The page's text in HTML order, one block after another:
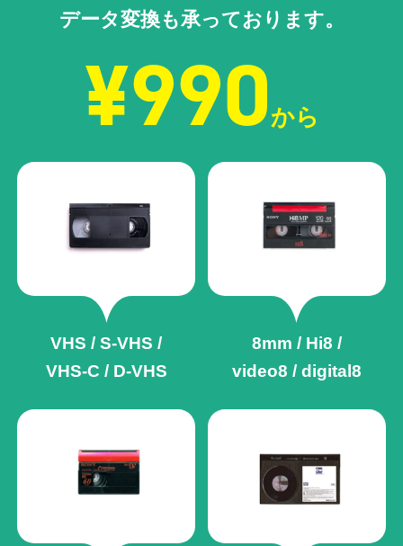
データ変換も承っております。
¥990から
VHS / S-VHS /
VHS-C / D-VHS
8mm / Hi8 /
video8 / digital8